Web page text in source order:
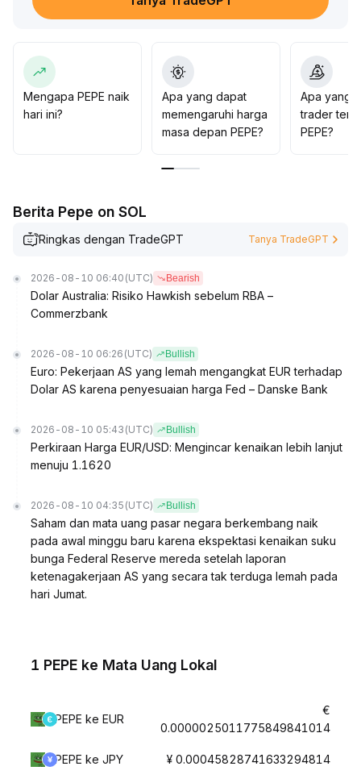
sebaliknya, akan menghadapi ujian support di 0
aliran dana, serta melakukan penyesuaian posisi saat
volatilitas meningkat, dengan pengendalian risiko yang
ketat.
Mengapa PEPE naik
hari ini?
Apa yang dapat
memengaruhi harga
masa depan PEPE?
Apa yang
trader
PEPE?
Berita Pepe on SOL
Ringkas dengan TradeGPT Tanya TradeGPT
2026-08-10 06:40 (UTC) Bearish
Dolar Australia: Risiko Hawkish sebelum RBA –
Commerzbank
2026-08-10 06:26 (UTC) Bullish
Euro: Pekerjaan AS yang lemah mengangkat EUR terhadap
Dolar AS karena penyesuaian harga Fed – Danske Bank
2026-08-10 05:43 (UTC) Bullish
Perkiraan Harga EUR/USD: Mengincar kenaikan lebih lanjut
menuju 1.1620
2026-08-10 04:35 (UTC) Bullish
Saham dan mata uang pasar negara berkembang naik
pada awal minggu baru karena ekspektasi kenaikan suku
bunga Federal Reserve mereda setelah laporan
ketenagakerjaan AS yang secara tak terduga lemah pada
hari Jumat.
1 PEPE ke Mata Uang Lokal
PEPE ke EUR
€
0.0000025011775849841014
PEPE ke JPY ¥ 0.00045828741633294814